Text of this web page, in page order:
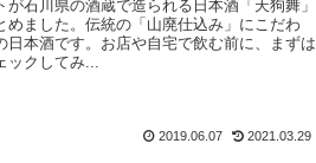
石川県の酒蔵で造られる日本酒「天狗舞」
めました。伝統の「山廃仕込み」にこだわ
日本酒です。お店や自宅で飲む前に、まずは
クしてみ...
2019.06.07 2021.03.29